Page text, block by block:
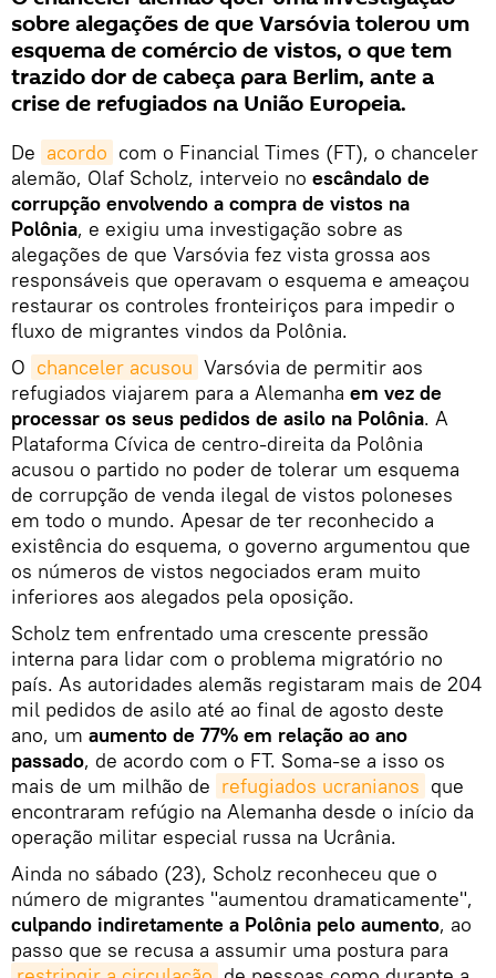
sobre alegações de que Varsóvia tolerou um
esquema de comércio de vistos, o que tem
trazido dor de cabeça para Berlim, ante a
crise de refugiados na União Europeia.
De acordo com o Financial Times (FT), o chanceler
alemão, Olaf Scholz, interveio no escândalo de
corrupção envolvendo a compra de vistos na
Polônia, e exigiu uma investigação sobre as
alegações de que Varsóvia fez vista grossa aos
responsáveis que operavam o esquema e ameaçou
restaurar os controles fronteiriços para impedir o
fluxo de migrantes vindos da Polônia.
O chanceler acusou Varsóvia de permitir aos
refugiados viajarem para a Alemanha em vez de
processar os seus pedidos de asilo na Polônia. A
Plataforma Cívica de centro-direita da Polônia
acusou o partido no poder de tolerar um esquema
de corrupção de venda ilegal de vistos poloneses
em todo o mundo. Apesar de ter reconhecido a
existência do esquema, o governo argumentou que
os números de vistos negociados eram muito
inferiores aos alegados pela oposição.
Scholz tem enfrentado uma crescente pressão
interna para lidar com o problema migratório no
país. As autoridades alemãs registaram mais de 204
mil pedidos de asilo até ao final de agosto deste
ano, um aumento de 77% em relação ao ano
passado, de acordo com o FT. Soma-se a isso os
mais de um milhão de refugiados ucranianos que
encontraram refúgio na Alemanha desde o início da
operação militar especial russa na Ucrânia.
Ainda no sábado (23), Scholz reconheceu que o
número de migrantes "aumentou dramaticamente",
culpando indiretamente a Polônia pelo aumento, ao
passo que se recusa a assumir uma postura para